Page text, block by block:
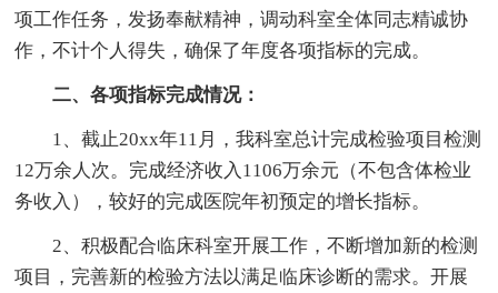
项工作任务，发扬奉献精神，调动科室全体同志精诚协
作，不计个人得失，确保了年度各项指标的完成。
二、各项指标完成情况：
1、截止20xx年11月，我科室总计完成检验项目检测
12万余人次。完成经济收入1106万余元（不包含体检业
务收入），较好的完成医院年初预定的增长指标。
2、积极配合临床科室开展工作，不断增加新的检测
项目，完善新的检验方法以满足临床诊断的需求。开展